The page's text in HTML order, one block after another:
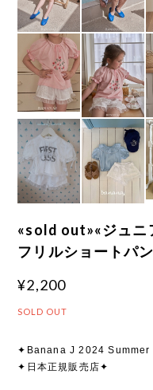
«sold out»«ジュニ
フリルショートパ
¥2,200
SOLD OUT
✦Banana J 2024
✦日本正規販売店✦